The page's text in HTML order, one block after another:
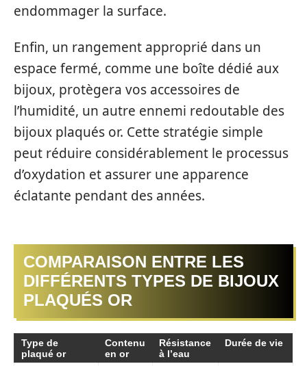
endommager la surface.
Enfin, un rangement approprié dans un
espace fermé, comme une boîte dédié aux
bijoux, protègera vos accessoires de
l’humidité, un autre ennemi redoutable des
bijoux plaqués or. Cette stratégie simple
peut réduire considérablement le processus
d’oxydation et assurer une apparence
éclatante pendant des années.
COMPARAISON ENTRE LES
DIFFÉRENTS TYPES DE BIJOUX
PLAQUÉS OR
Type de
plaqué or
Contenu
en or
Résistance
à l’eau
Durée de vie